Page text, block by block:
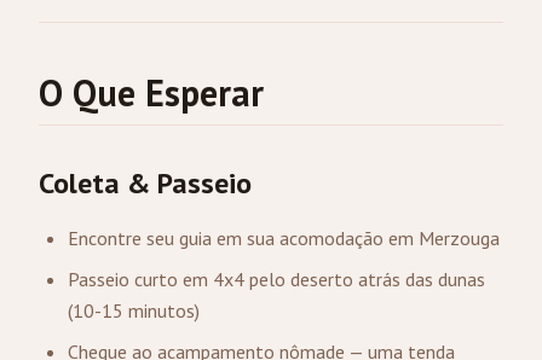
O Que Esperar
Coleta & Passeio
Encontre seu guia em sua acomodação em Merzouga
Passeio curto em 4x4 pelo deserto atrás das dunas
(10-15 minutos)
Chegue ao acampamento nômade — uma tenda